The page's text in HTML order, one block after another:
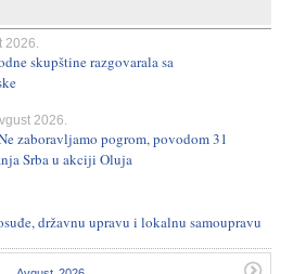
2026.
skupštine razgovarala sa
2026.
zaboravljamo pogrom, povodom 31
Srba u akciji Oluja
državnu upravu i lokalnu samoupravu